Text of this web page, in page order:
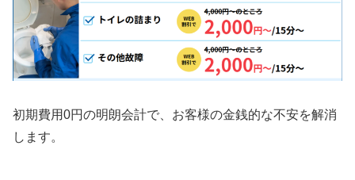
初期費用0円の明朗会計で、お客様の金銭的な不安を解消
します。